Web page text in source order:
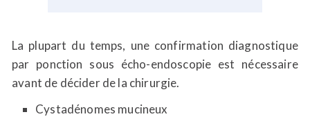
La plupart du temps, une confirmation diagnostique
par ponction sous écho-endoscopie est nécessaire
avant de décider de la chirurgie.
Cystadénomes mucineux